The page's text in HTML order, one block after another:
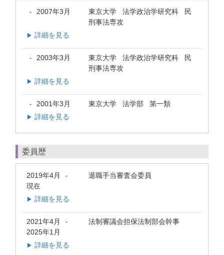
- 2007年3月
東京大学 法学政治学研究科 民
刑事法専攻
▶ 詳細を見る
- 2003年3月
東京大学 法学政治学研究科 民
刑事法専攻
▶ 詳細を見る
- 2001年3月 東京大学 法学部 第一類
▶ 詳細を見る
委員歴
2019年4月 -
現在
退職手当審査会委員
▶ 詳細を見る
2021年4月 -
2025年1月
法制審議会担保法制部会幹事
▶ 詳細を見る